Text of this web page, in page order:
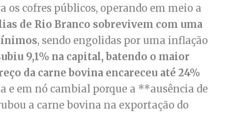
os cofres públicos, operando em meio a
de Rio Branco sobrevivem com uma
, sendo engolidas por uma inflação
9,1% na capital, batendo o maior
da carne bovina encareceu até 24%
e em nó cambial porque a **ausência de
a carne bovina na exportação do